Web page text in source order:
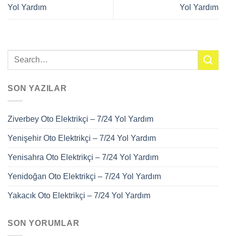
Yol Yardım
Yol Yardım
SON YAZILAR
Ziverbey Oto Elektrikçi – 7/24 Yol Yardım
Yenişehir Oto Elektrikçi – 7/24 Yol Yardım
Yenisahra Oto Elektrikçi – 7/24 Yol Yardım
Yenidoğan Oto Elektrikçi – 7/24 Yol Yardım
Yakacık Oto Elektrikçi – 7/24 Yol Yardım
SON YORUMLAR